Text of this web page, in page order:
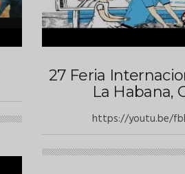
27 Feria
La Habana,
https://youtu.be/